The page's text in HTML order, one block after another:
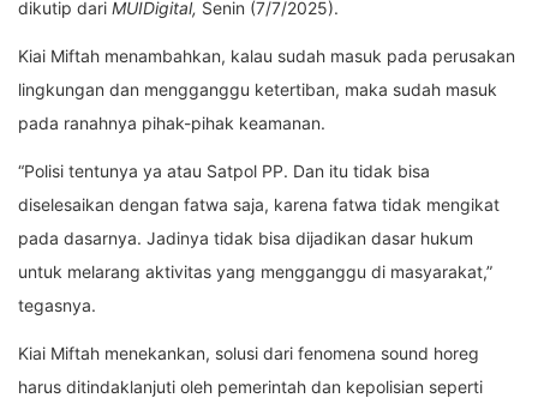
dikutip dari MUIDigital, Senin (7/7/2025).
Kiai Miftah menambahkan, kalau sudah masuk pada perusakan
lingkungan dan mengganggu ketertiban, maka sudah masuk
pada ranahnya pihak-pihak keamanan.
“Polisi tentunya ya atau Satpol PP. Dan itu tidak bisa
diselesaikan dengan fatwa saja, karena fatwa tidak mengikat
pada dasarnya. Jadinya tidak bisa dijadikan dasar hukum
untuk melarang aktivitas yang mengganggu di masyarakat,”
tegasnya.
Kiai Miftah menekankan, solusi dari fenomena sound horeg
harus ditindaklanjuti oleh pemerintah dan kepolisian seperti